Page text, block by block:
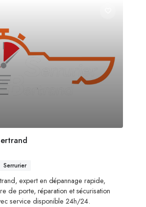
Serrurier
expert en dépannage rapide,
de porte, réparation et sécurisation
service disponible 24h/24.